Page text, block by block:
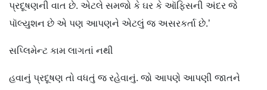
પ્રદૂષણની વાત છે. એટલે સમજો કે ઘર કે ઑફિસની અંદર જે
પૉલ્યુશન છે એ પણ આપણને એટલું જ અસરકર્તા છે.’
સપ્લિમેન્ટ કામ લાગતાં નથી
હવાનું પ્રદૂષણ તો વધતું જ રહેવાનું. જો આપણે આપણી જાતને